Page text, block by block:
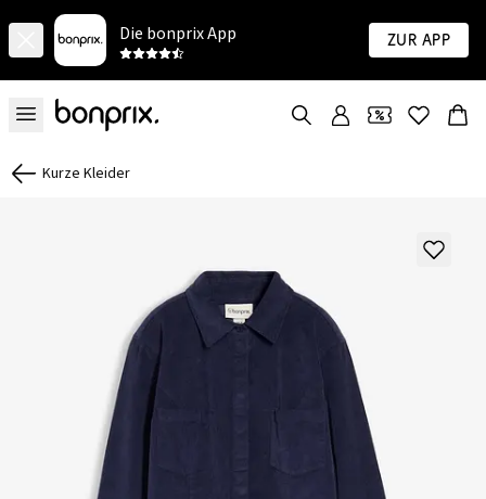
Die bonprix App Zur App
Kurze Kleider